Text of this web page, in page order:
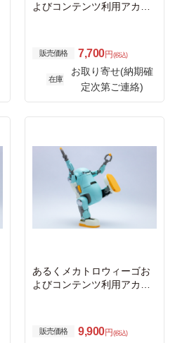
よびコンテンツ利用アカウ
販売価格 7,700円 (税込)
在庫
お取り寄せ(納期確
定次第ご連絡)
あるくメカトロウィーゴお
よびコンテンツ利用アカウ
販売価格 9,900円 (税込)